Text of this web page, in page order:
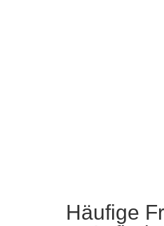
Häufige